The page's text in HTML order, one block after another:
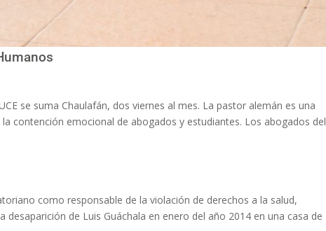
se suma Chaulafán, dos viernes al mes. La pastor alemán es una
contención emocional de abogados y estudiantes. Los abogados del
como responsable de la violación de derechos a la salud,
de Luis Guáchala en enero del año 2014 en una casa de